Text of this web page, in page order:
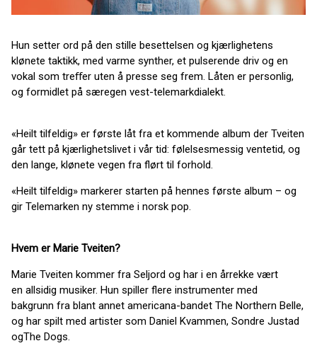
Hun setter ord på den stille besettelsen og kjærlighetens
klønete taktikk, med varme synther, et pulserende driv og en
vokal som treﬀer uten å presse seg frem. Låten er personlig,
og formidlet på særegen vest-telemarkdialekt.
«Heilt tilfeldig» er første låt fra et kommende album der Tveiten
går tett på kjærlighetslivet i vår tid: følelsesmessig ventetid, og
den lange, klønete vegen fra flørt til forhold.
«Heilt tilfeldig» markerer starten på hennes første album – og
gir Telemarken ny stemme i norsk pop.
Hvem er Marie Tveiten?
Marie Tveiten kommer fra Seljord og har i en årrekke vært
en allsidig musiker. Hun spiller flere instrumenter med
bakgrunn fra blant annet americana-bandet The Northern Belle,
og har spilt med artister som Daniel Kvammen, Sondre Justad
ogThe Dogs.